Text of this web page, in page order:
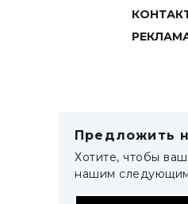
Предложить
Хотите, чтобы
нашим следующим